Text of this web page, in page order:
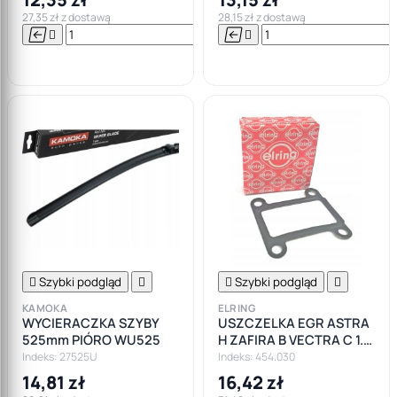
27,35 zł z dostawą
  

28,15 zł z dostawą
 
 Szybki podgląd 
KAMOKA
WYCIERACZKA SZYBY
525mm PIÓRO WU525
Indeks: 27525U
14,81 zł
 Szybki podgląd 
ELRING
USZCZELKA EGR ASTRA
H ZAFIRA B VECTRA C 1.9
CDTI
Indeks: 454.030
16,42 zł